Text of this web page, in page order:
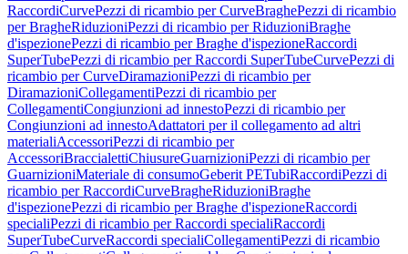
RaccordiCurvePezzi di ricambio per CurveBraghePezzi di ricambio
per BragheRiduzioniPezzi di ricambio per RiduzioniBraghe
d'ispezionePezzi di ricambio per Braghe d'ispezioneRaccordi
SuperTubePezzi di ricambio per Raccordi SuperTubeCurvePezzi di
ricambio per CurveDiramazioniPezzi di ricambio per
DiramazioniCollegamentiPezzi di ricambio per
CollegamentiCongiunzioni ad innestoPezzi di ricambio per
Congiunzioni ad innestoAdattatori per il collegamento ad altri
materialiAccessoriPezzi di ricambio per
AccessoriBraccialettiChiusureGuarnizioniPezzi di ricambio per
GuarnizioniMateriale di consumoGeberit PETubiRaccordiPezzi di
ricambio per RaccordiCurveBragheRiduzioniBraghe
d'ispezionePezzi di ricambio per Braghe d'ispezioneRaccordi
specialiPezzi di ricambio per Raccordi specialiRaccordi
SuperTubeCurveRaccordi specialiCollegamentiPezzi di ricambio